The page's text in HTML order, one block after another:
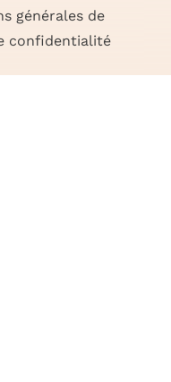
générales de
confidentialité